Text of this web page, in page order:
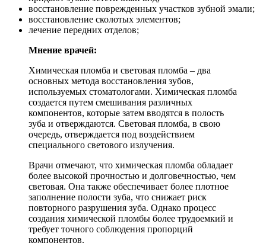
восстановление поврежденных участков зубной эмали;
восстановление сколотых элементов;
лечение передних отделов;
Мнение врачей:
Химическая пломба и световая пломба – два
основных метода восстановления зубов,
используемых стоматологами. Химическая пломба
создается путем смешивания различных
компонентов, которые затем вводятся в полость
зуба и отверждаются. Световая пломба, в свою
очередь, отверждается под воздействием
специального светового излучения.
Врачи отмечают, что химическая пломба обладает
более высокой прочностью и долговечностью, чем
световая. Она также обеспечивает более плотное
заполнение полости зуба, что снижает риск
повторного разрушения зуба. Однако процесс
создания химической пломбы более трудоемкий и
требует точного соблюдения пропорций
компонентов.